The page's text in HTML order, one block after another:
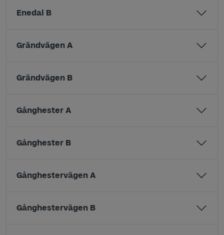
Enedal B
Grändvägen A
Grändvägen B
Gånghester A
Gånghester B
Gånghestervägen A
Gånghestervägen B